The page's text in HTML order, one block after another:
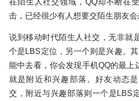
击，已经很少有人想要交陌生朋友会
说到移动时代陌生人社交，无非就
个是LBS定位，另一个则是兴趣。
能中去看，你会发现手机QQ的最上
就是附近和兴趣部落。好友动态
交，附近与兴趣部落则一个是LBS